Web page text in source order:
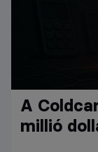
A
millió